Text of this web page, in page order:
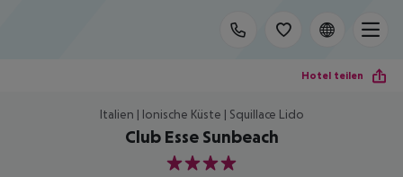
Hotel teilen
Italien | Ionische Küste | Squillace Lido
Club Esse Sunbeach
4